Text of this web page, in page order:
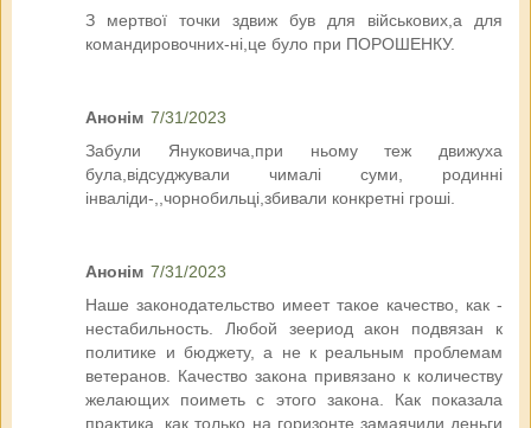
З мертвої точки здвиж був для військових,а для
командировочних-ні,це було при ПОРОШЕНКУ.
Анонім 7/31/2023
Забули Януковича,при ньому теж движуха
була,відсуджували чималі суми, родинні
інваліди-,,чорнобильці,збивали конкретні гроші.
Анонім 7/31/2023
Наше законодательство имеет такое качество, как -
нестабильность. Любой зеериод акон подвязан к
политике и бюджету, а не к реальным проблемам
ветеранов. Качество закона привязано к количеству
желающих поиметь с этого закона. Как показала
практика, как только на горизонте замаячили деньги